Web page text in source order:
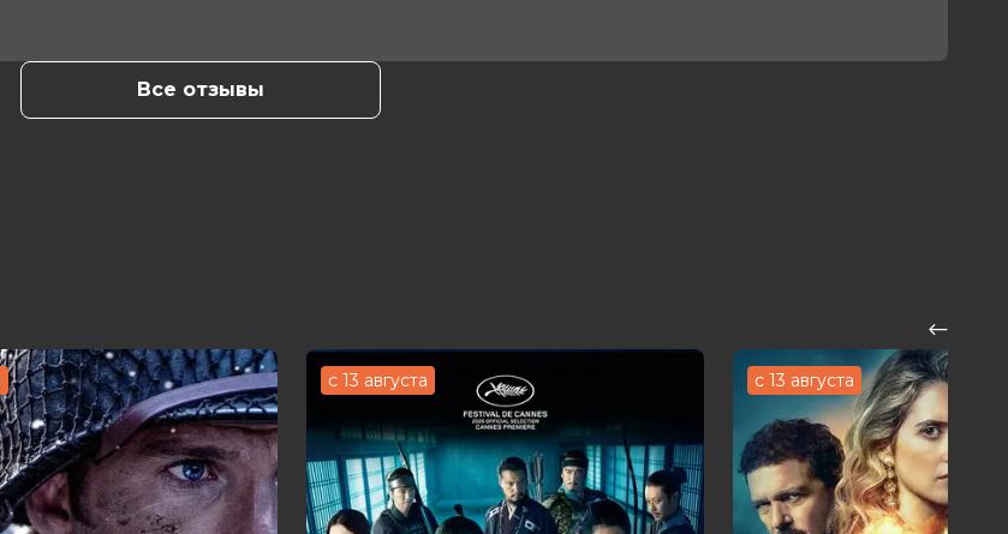
Все отзывы
с 13 августа с 13 августа